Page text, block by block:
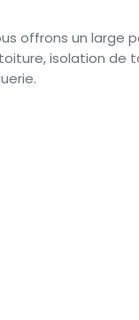
offrons un large
isolation de